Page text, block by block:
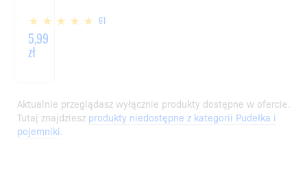
61
5,99
zł
Aktualnie przeglądasz wyłącznie produkty dostępne w ofercie.
Tutaj znajdziesz produkty niedostępne z kategorii Pudełka i
pojemniki